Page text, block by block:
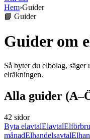
Hem›Guider
📘 Guider
Guider om
Så byter du elbolag,
elräkningen.
Alla guider
42 sidor
Byta elavtalElavtal
månadElhandelsavtal